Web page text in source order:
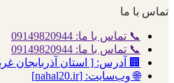
تماس با ما
📞 تماس با ما: 09149820944
📞 تماس با ما: 09149820944
🏢 آدرس: [ استان آذربایجان
🌐 وب‌سایت: [nahal20.ir]